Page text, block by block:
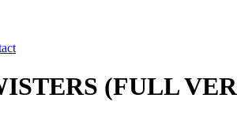
(FULL